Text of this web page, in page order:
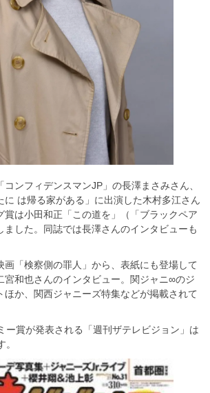
ンフィデンスマンJP」の長澤まさみさん、
に は帰る家がある」に出演した木村多江さん
賞は小田和正「この道を」（「ブラックペア
ました。同誌では長澤さんのインタビューも
画「検察側の罪人」から、表紙にも登場して
宮和也さんのインタビュー。関ジャニ∞のジ
ほか、関西ジャニーズ特集などが掲載されて
ー賞が発表される「週刊ザテレビジョン」は